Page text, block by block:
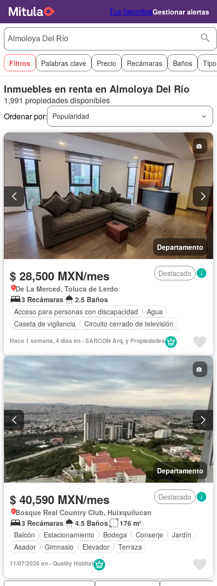
Tus favoritosGestionar alertas
Filtros Palabras clave Precio Recámaras Baños
Inmuebles en renta en Almoloya Del Río
1,991 propiedades disponibles
Ordenar por:
Popularidad
Departamento
$ 28,500 MXN/mes
Destacado
De La Merced, Toluca de Lerdo
3 Recámaras
2.5 Baños
Acceso para personas con discapacidad
Agua
Caseta de vigilancia
Circuito cerrado de televisión
Electricidad
Gas natural
Internet
Recámara con closet
Televisión por cable
Vista panorámica
Completamente amueblado
Hace 1 semana, 4 días en - SARCON Arq. y Propiedades
Departamento
$ 40,590 MXN/mes
Destacado
Bosque Real Country Club, Huixquilucan
3 Recámaras
4.5 Baños
176 m²
Balcón
Estacionamiento Bodega Conserje
Jardín
Asador
Gimnasio Elevador Terraza
11/07/2026 en - Quality Habitat